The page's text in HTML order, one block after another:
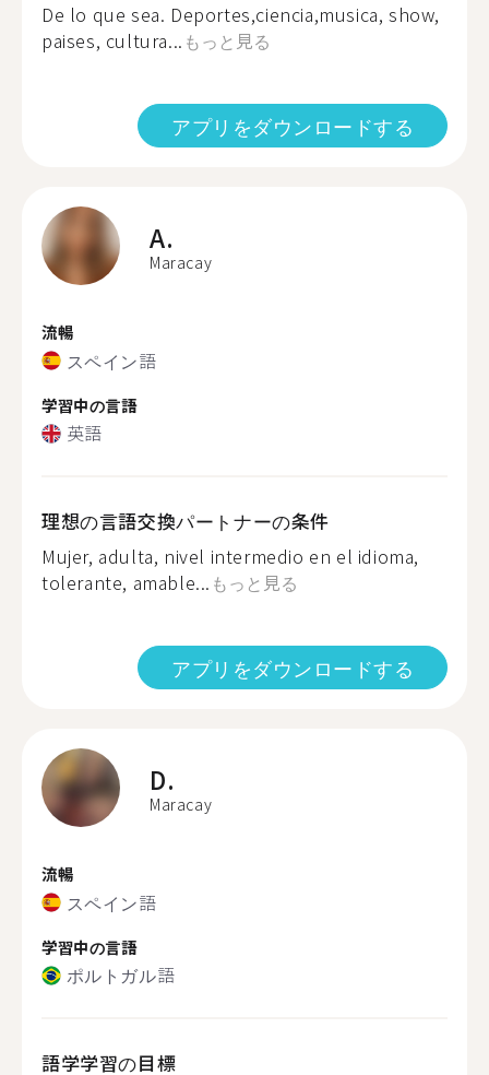
De lo que sea. Deportes,ciencia,musica, show,
paises, cultura... もっと見る
アプリをダウンロードする
A.
Maracay
流暢
スペイン語
学習中の言語
英語
理想の言語交換パートナーの条件
Mujer, adulta, nivel intermedio en el idioma,
tolerante, amable... もっと見る
アプリをダウンロードする
D.
Maracay
流暢
スペイン語
学習中の言語
ポルトガル語
語学学習の目標